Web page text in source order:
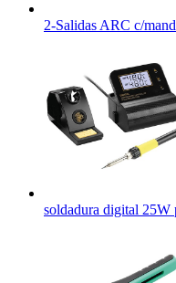
2-Salidas ARC c/
soldadura digital 25W